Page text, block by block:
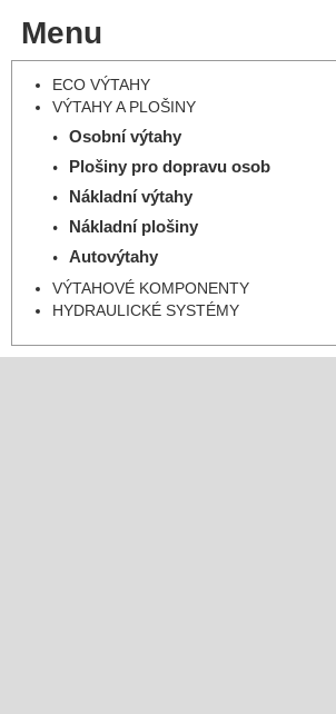
Menu
ECO VÝTAHY
VÝTAHY A PLOŠINY
Osobní výtahy
Plošiny pro dopravu osob
Nákladní výtahy
Nákladní plošiny
Autovýtahy
VÝTAHOVÉ KOMPONENTY
HYDRAULICKÉ SYSTÉMY